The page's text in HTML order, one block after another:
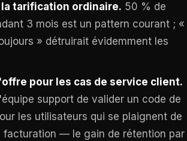
tarification ordinaire. 50 % de
3 mois est un pattern courant ; «
» détruirait évidemment les
pour les cas de service client.
support de valider un code de
les utilisateurs qui se plaignent de
facturation — le gain de rétention par